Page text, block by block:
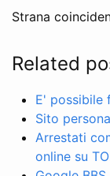
Strana
Related
E' possibile
Sito
Arrestati
online su